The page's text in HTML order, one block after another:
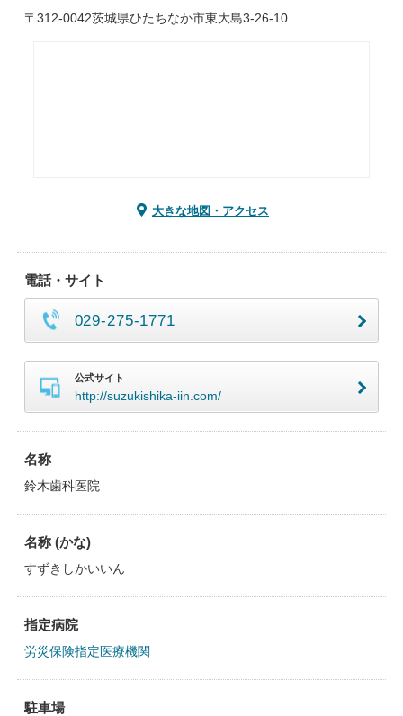
〒312-0042茨城県ひたちなか市東大島3-26-10
大きな地図・アクセス
電話・サイト
029-275-1771
公式サイト
http://suzukishika-iin.com/
名称
鈴木歯科医院
名称 (かな)
すずきしかいいん
指定病院
労災保険指定医療機関
駐車場